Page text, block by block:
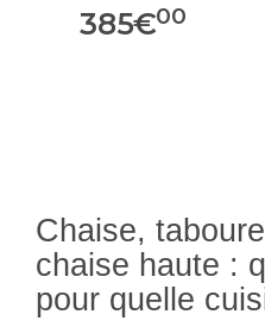
385€00
Chaise,
chaise haute :
pour quelle